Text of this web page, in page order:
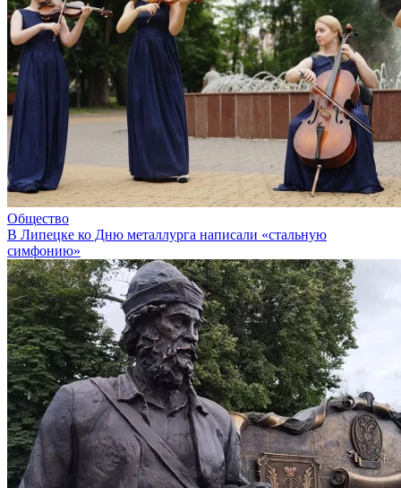
Общество
В Липецке ко Дню металлурга написали «стальную
симфонию»